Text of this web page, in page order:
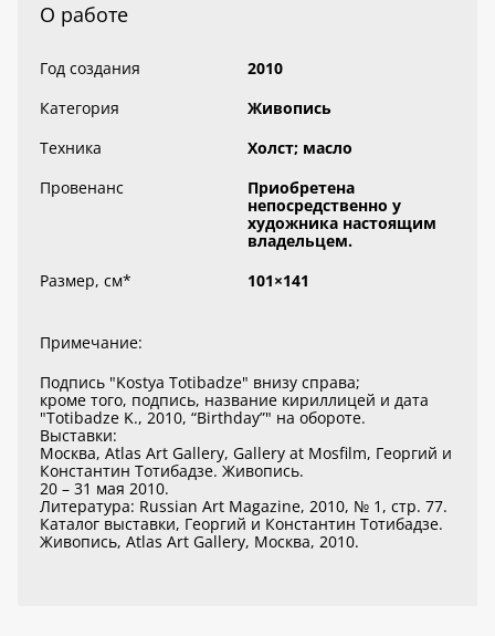
О работе
Год создания
2010
Категория
Живопись
Техника
Холст; масло
Провенанс
Приобретена
непосредственно у
художника настоящим
владельцем.
Размер, см* 101×141
Примечание:
Подпись "Kostya Totibadze" внизу справа;
кроме того, подпись, название кириллицей и дата
"Totibadze K., 2010, “Birthday”" на обороте.
Выставки:
Москва, Atlas Art Gallery, Gallery at Mosfilm, Георгий и
Константин Тотибадзе. Живопись.
20 – 31 мая 2010.
Литература: Russian Art Magazine, 2010, № 1, стр. 77.
Каталог выставки, Георгий и Константин Тотибадзе.
Живопись, Atlas Art Gallery, Москва, 2010.